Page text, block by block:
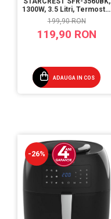
1300W, 3.5 Litri, Termostat
80 - 200 °C, 6 programe
predefinite, Negru
199,90 RON
119,90 RON
ADAUGA IN COS
-26%